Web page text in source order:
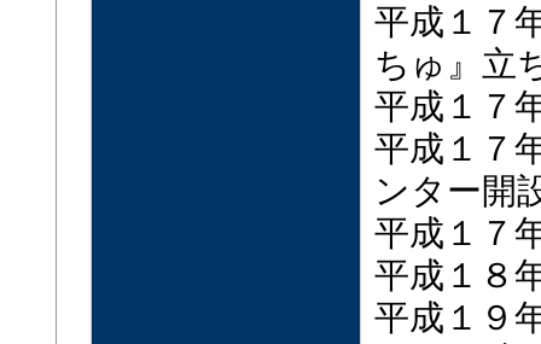
平成１７
ちゅ』立
平成１７
平成１７
ンター開
平成１７
平成１８
平成１９